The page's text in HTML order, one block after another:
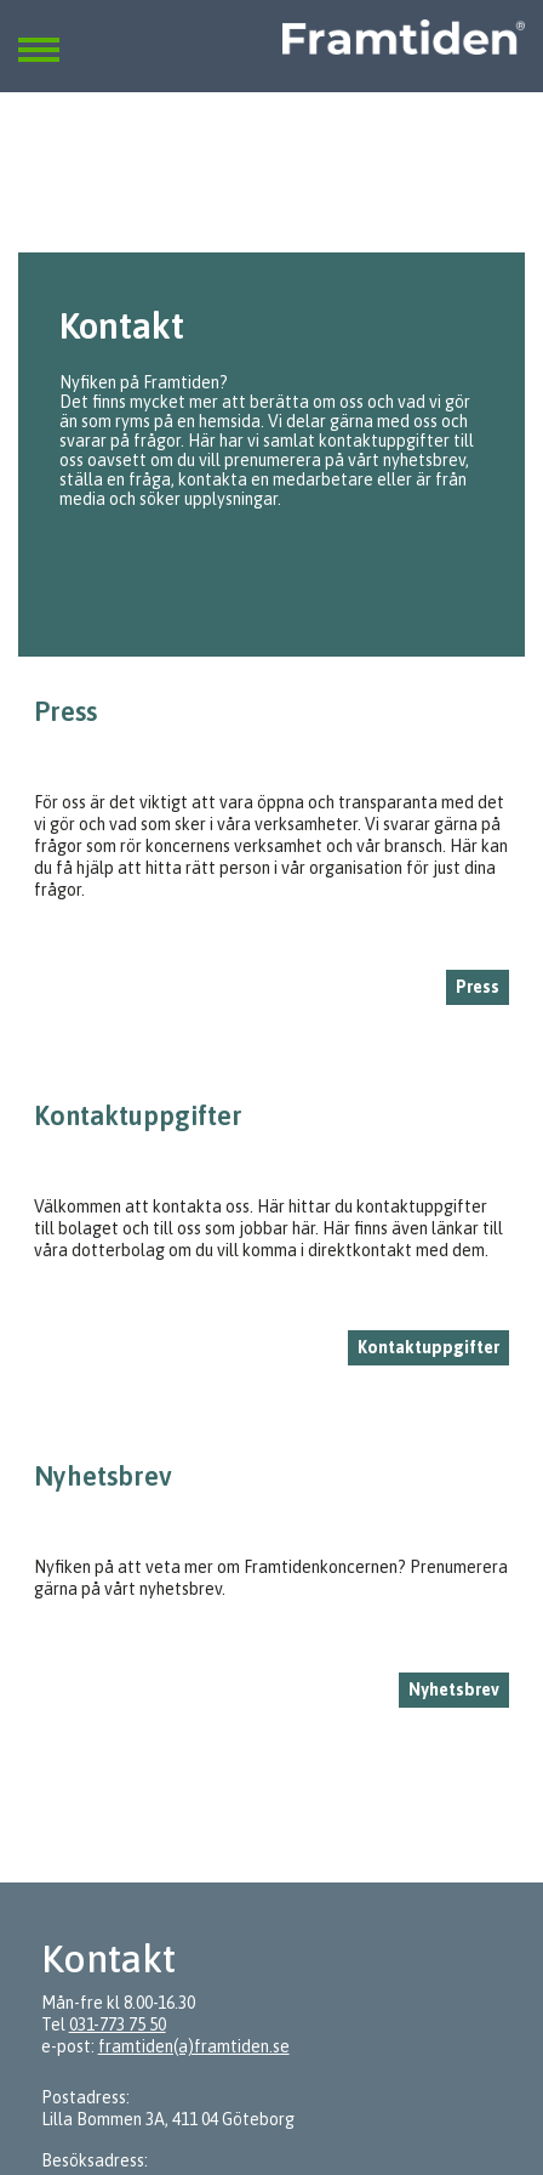
SÖK
Kontakt
Nyfiken på Framtiden?
Det finns mycket mer att berätta om oss och vad vi gör
än som ryms på en hemsida. Vi delar gärna med oss och
svarar på frågor. Här har vi samlat kontaktuppgifter till
oss oavsett om du vill prenumerera på vårt nyhetsbrev,
ställa en fråga, kontakta en medarbetare eller är från
media och söker upplysningar.
Press
För oss är det viktigt att vara öppna och transparanta med det
vi gör och vad som sker i våra verksamheter. Vi svarar gärna på
frågor som rör koncernens verksamhet och vår bransch. Här kan
du få hjälp att hitta rätt person i vår organisation för just dina
frågor.
Press
Kontaktuppgifter
Välkommen att kontakta oss. Här hittar du kontaktuppgifter
till bolaget och till oss som jobbar här. Här finns även länkar till
våra dotterbolag om du vill komma i direktkontakt med dem.
Kontaktuppgifter
Nyhetsbrev
Nyfiken på att veta mer om Framtidenkoncernen? Prenumerera
gärna på vårt nyhetsbrev.
Nyhetsbrev
Kontakt
Mån-fre kl 8.00-16.30
Tel 031-773 75 50
e-post: framtiden(a)framtiden.se
Postadress:
Lilla Bommen 3A, 411 04 Göteborg
Besöksadress: